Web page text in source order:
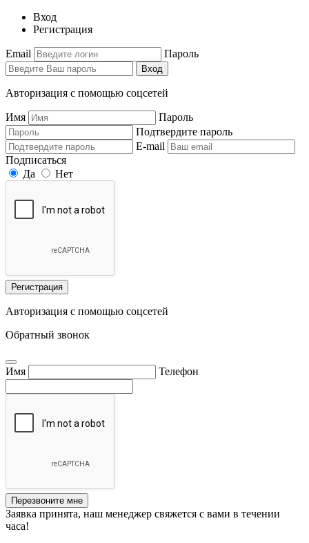
Вход
Регистрация
Email Пароль
Вход
Авторизация с помощью соцсетей
Имя
Пароль
Подтвердите пароль
E-mail
Подписаться
Да
Нет
Регистрация
Авторизация с помощью соцсетей
Обратный звонок
Имя Телефон
Перезвоните мне
Заявка принята, наш менеджер свяжется с вами в течении
часа!